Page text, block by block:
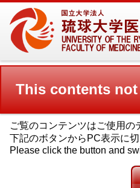
This contents
ご覧のコンテンツはご使用
下記のボタンからPC表示に切
Please click the button and